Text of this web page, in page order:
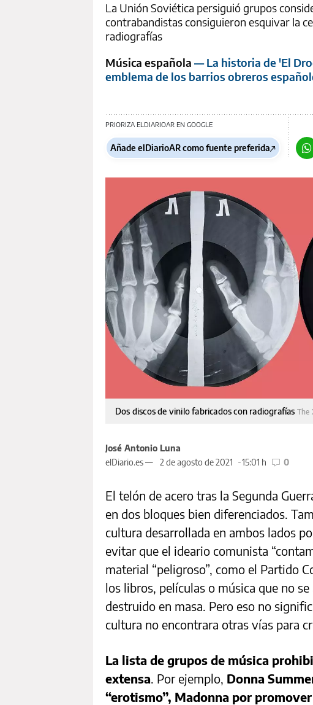
La Unión Soviética persiguió grupos
contrabandistas consiguieron esquivar la
radiografías
Música española — La historia de 'El
emblema de los barrios obreros
PRIORIZA ELDIARIOAR EN GOOGLE
Añade elDiarioAR como fuente preferida
Dos discos de vinilo fabricados con radiografías The
José Antonio Luna
elDiario.es —
2 de agosto de 2021 15:01 h 0
El telón de acero tras la Segunda
en dos bloques bien diferenciados.
cultura desarrollada en ambos lados
evitar que el ideario comunista
material “peligroso”, como el Partido
los libros, películas o música que no
destruido en masa. Pero eso no
cultura no encontrara otras vías para
La lista de grupos de música
extensa. Por ejemplo, Donna
“erotismo”, Madonna por